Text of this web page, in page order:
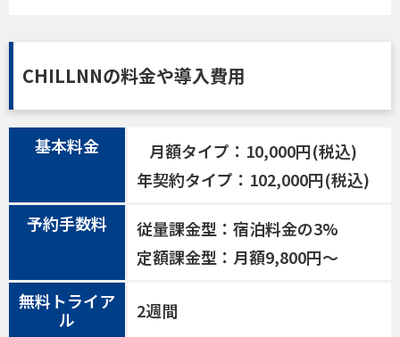
CHILLNNの料金や導入費用
基本料金
月額タイプ：10,000円(税込)
年契約タイプ：102,000円(税込)
予約手数料
従量課金型：宿泊料金の3%
定額課金型：月額9,800円〜
無料トライア
ル
2週間